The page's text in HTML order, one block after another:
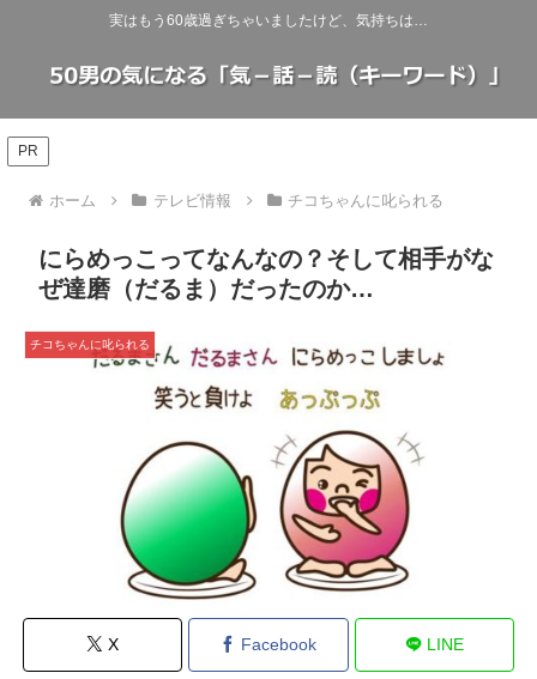
実はもう60歳過ぎちゃいましたけど、気持ちは…
PR
ホーム テレビ情報 チコちゃんに叱られる
にらめっこってなんなの？そして相手がな
ぜ達磨（だるま）だったのか…
チコちゃんに叱られる
X Facebook LINE